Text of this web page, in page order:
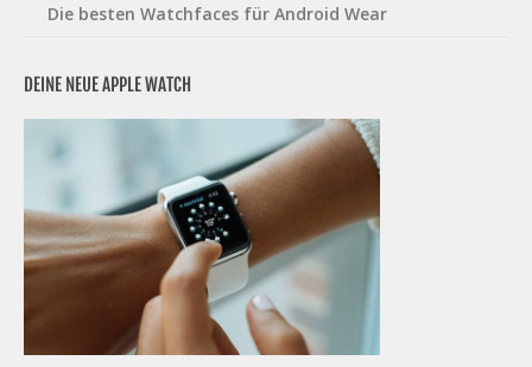
Die besten Watchfaces für Android Wear
DEINE NEUE APPLE WATCH